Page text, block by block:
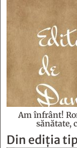
Am înfrânt!
sănătate,
Din ediția